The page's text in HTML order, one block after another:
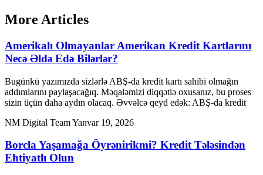
More Articles
Amerikalı Olmayanlar Amerikan Kredit Kartlarını
Necə Əldə Edə Bilərlər?
Bugünkü yazımızda sizlərlə ABŞ-da kredit kartı sahibi olmağın
addımlarını paylaşacağıq. Məqaləmizi diqqətlə oxusanız, bu proses
sizin üçün daha aydın olacaq. Əvvəlcə qeyd edək: ABŞ-da kredit
NM Digital TeamYanvar 19, 2026
Borcla Yaşamağa Öyrənirikmi? Kredit Tələsindən
Ehtiyatlı Olun